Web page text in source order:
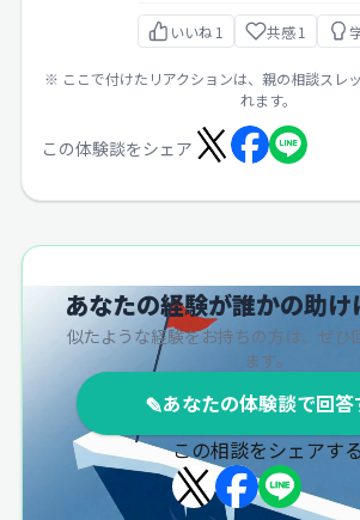
いいね 1 共感 1
※ ここで付けたリアクションは、親の相談スレ
れます。
この体験談をシェア
あなたの経験が誰かの助
似たような経験をお持ちの方は、ぜひ
ます。
✎あなたの体験談で回答
この相談をシェアする